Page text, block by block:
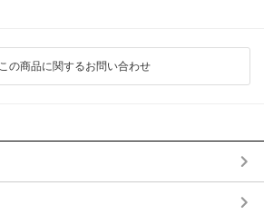
この商品に関するお問い合わせ